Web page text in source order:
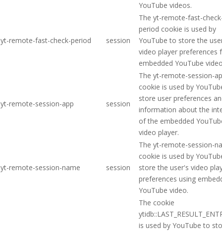
YouTube videos.
yt-remote-fast-check-period session
The yt-remote-fast-
period cookie is used by
YouTube to store the
video player preferences
embedded YouTube
yt-remote-session-app session
The yt-remote-session-
cookie is used by
store user preferences
information about the
of the embedded
video player.
yt-remote-session-name session
The yt-remote-session-
cookie is used by
store the user's video
preferences using
YouTube video.
The cookie
is used by YouTube to